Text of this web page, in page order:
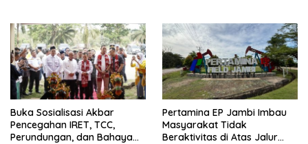
Buka Sosialisasi Akbar
Pencegahan IRET, TCC,
Perundungan, dan Bahaya
Pertamina EP Jambi Imbau
Masyarakat Tidak
Beraktivitas di Atas Jalur